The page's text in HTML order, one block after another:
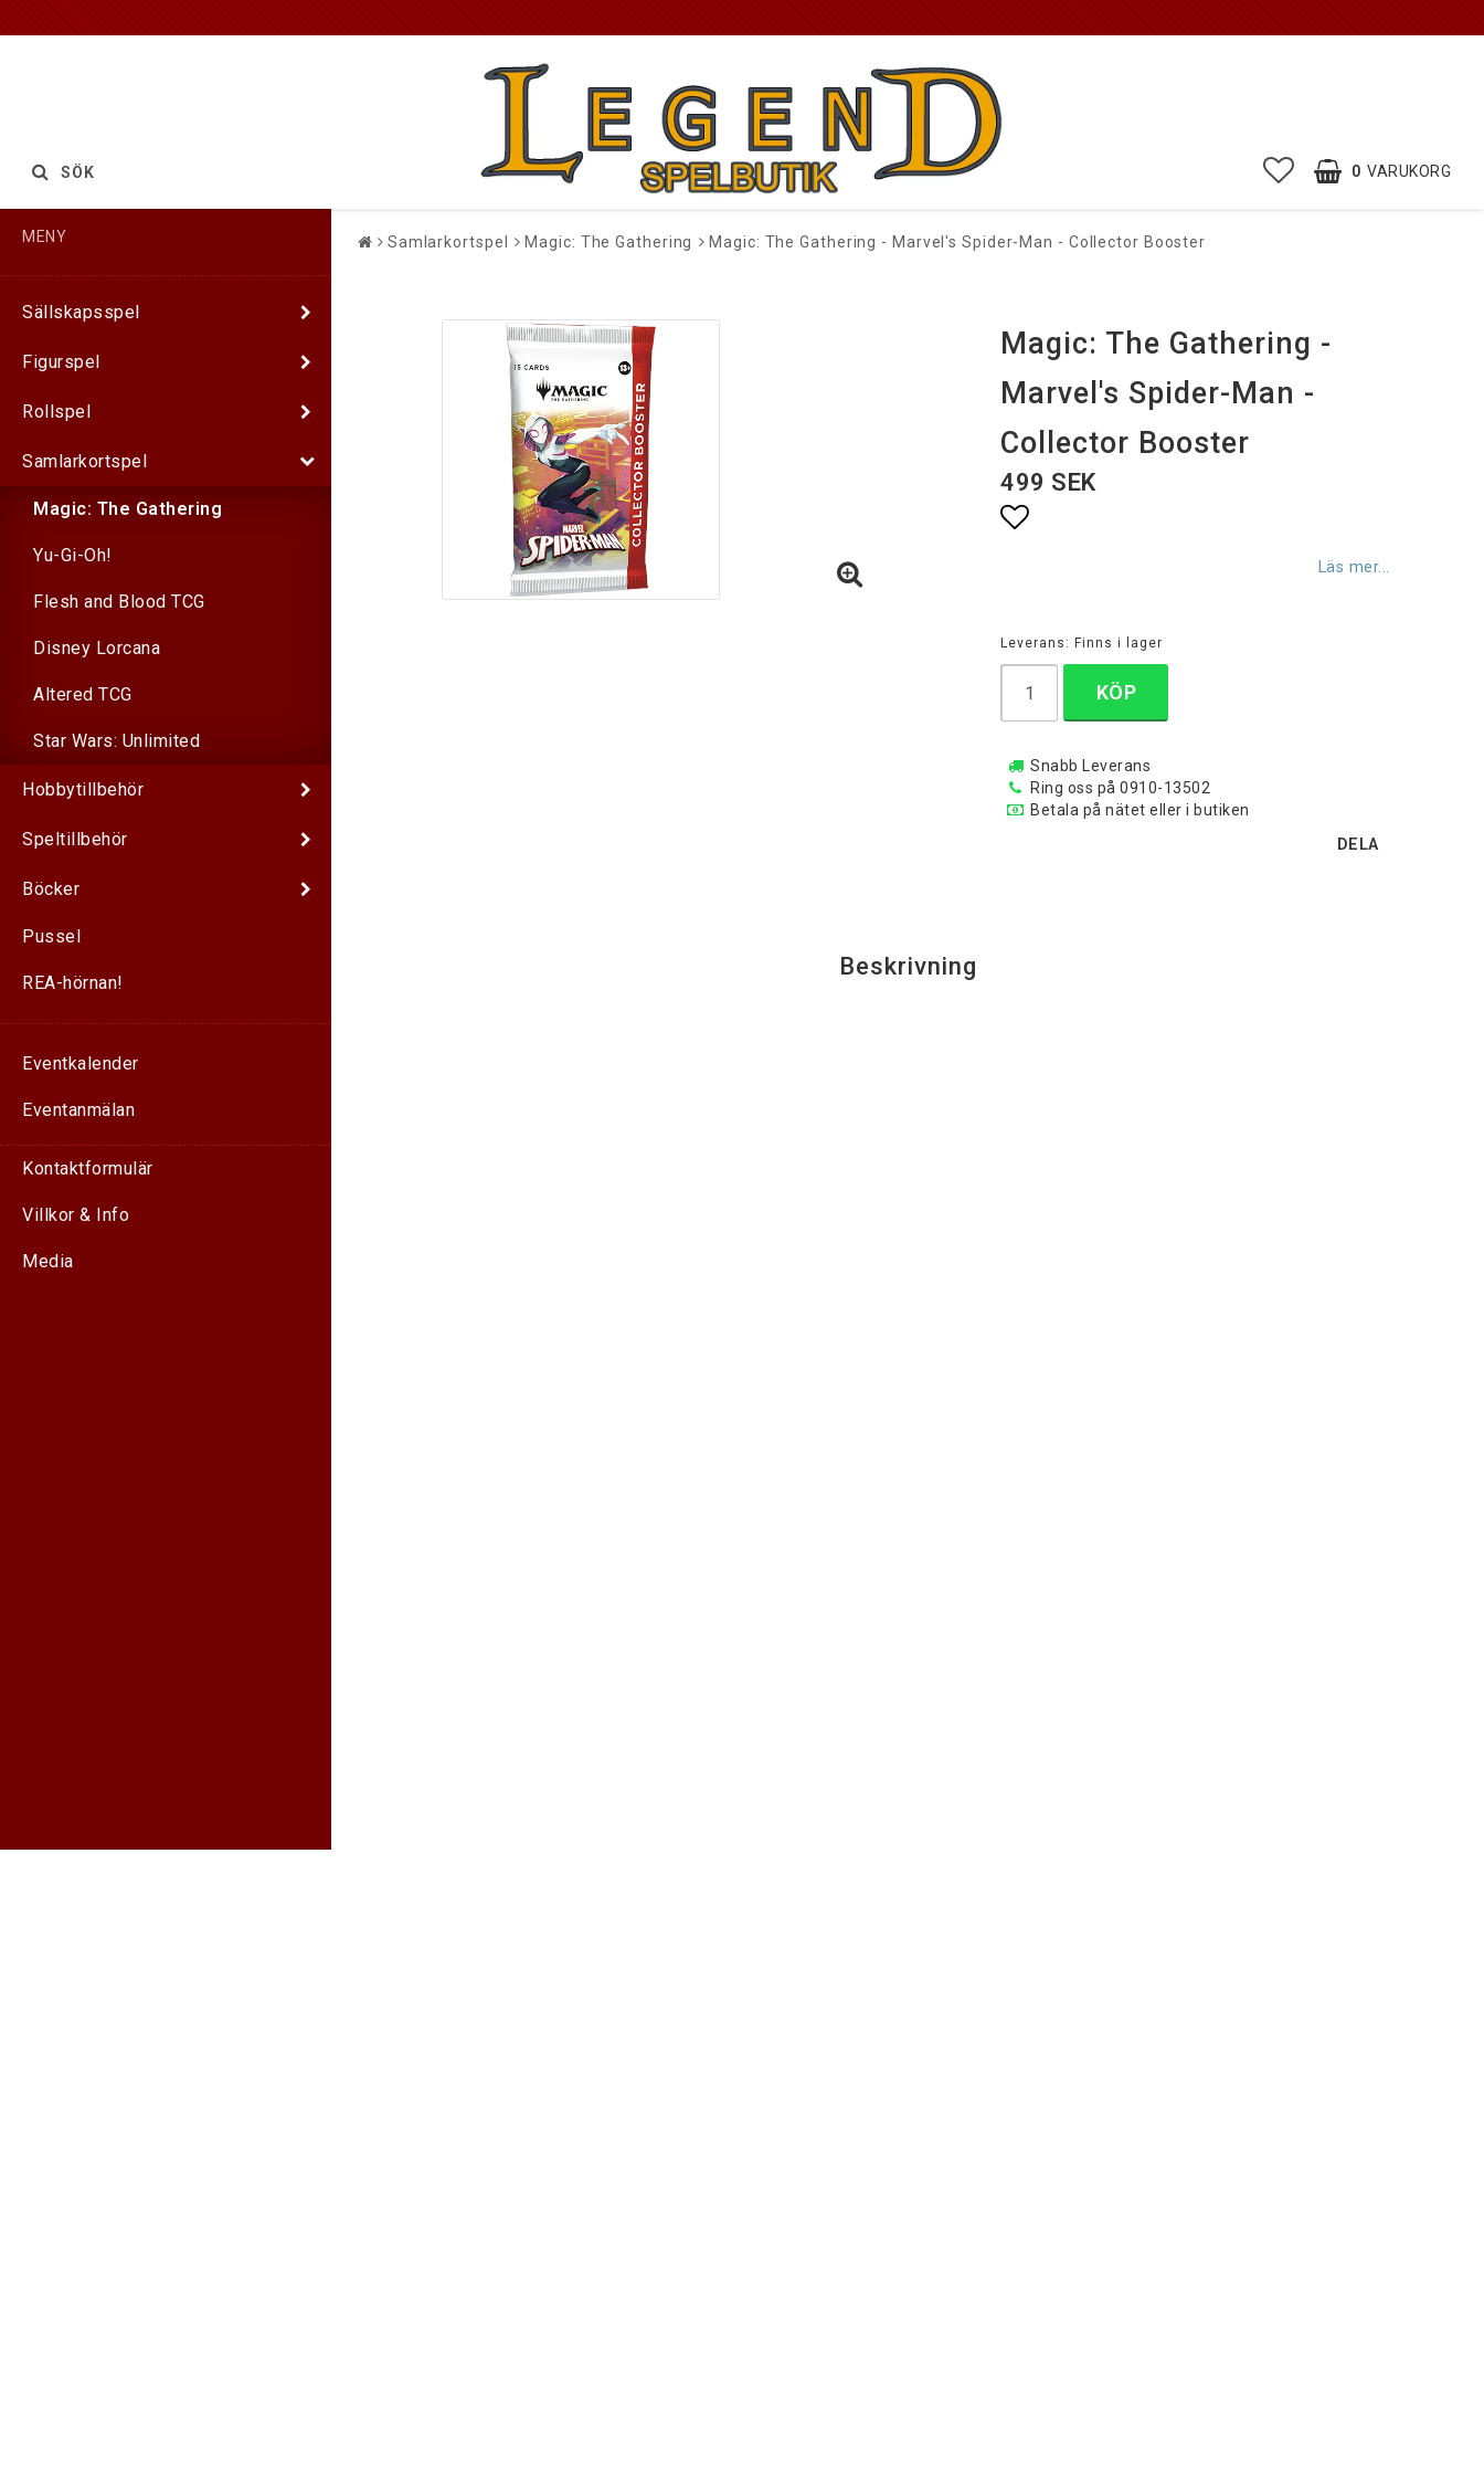
0 VARUKORG
SÖK
MENY
Sällskapsspel
Figurspel
Rollspel
Samlarkortspel
Magic: The Gathering
Yu-Gi-Oh!
Flesh and Blood TCG
Disney Lorcana
Altered TCG
Star Wars: Unlimited
Hobbytillbehör
Speltillbehör
Böcker
Pussel
REA-hörnan!
Eventkalender
Eventanmälan
Kontaktformulär
Villkor & Info
Media
Samlarkortspel Magic: The Gathering Magic: The Gathering - Marvel's Spider-Man - Collector Booster
Magic: The Gathering -
Marvel's Spider-Man -
Collector Booster
499 SEK
Läs mer...
Leverans: Finns i lager
KÖP
Snabb Leverans
Ring oss på 0910-13502
Betala på nätet eller i butiken
DELA
Beskrivning